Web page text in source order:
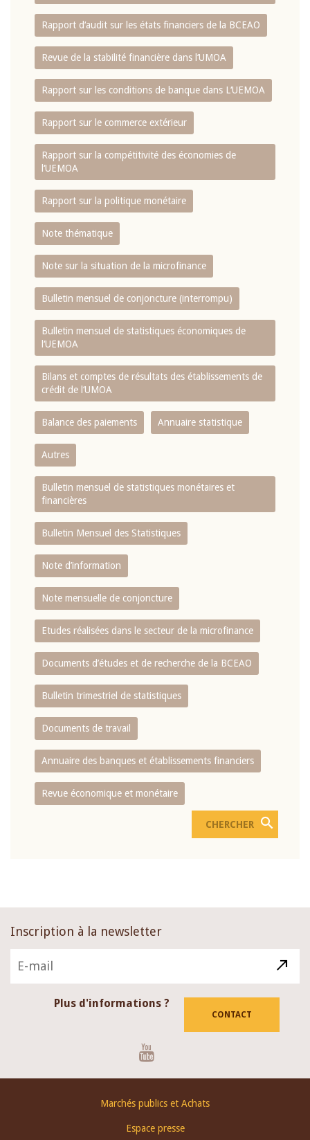
Rapport d‘audit sur les états financiers de la BCEAO
Revue de la stabilité financière dans l‘UMOA
Rapport sur les conditions de banque dans L‘UEMOA
Rapport sur le commerce extérieur
Rapport sur la compétitivité des économies de
l‘UEMOA
Rapport sur la politique monétaire
Note thématique
Note sur la situation de la microfinance
Bulletin mensuel de conjoncture (interrompu)
Bulletin mensuel de statistiques économiques de
l‘UEMOA
Bilans et comptes de résultats des établissements de
crédit de l‘UMOA
Balance des paiements Annuaire statistique
Autres
Bulletin mensuel de statistiques monétaires et
financières
Bulletin Mensuel des Statistiques
Note d’information
Note mensuelle de conjoncture
Etudes réalisées dans le secteur de la microfinance
Documents d’études et de recherche de la BCEAO
Bulletin trimestriel de statistiques
Documents de travail
Annuaire des banques et établissements financiers
Revue économique et monétaire
Inscription à la newsletter
Plus d'informations ?
CONTACT
Marchés publics et Achats
Espace presse